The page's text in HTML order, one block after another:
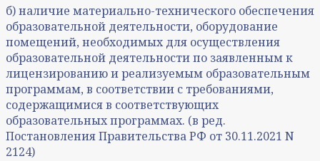
б) наличие материально-технического обеспечения
образовательной деятельности, оборудование
помещений, необходимых для осуществления
образовательной деятельности по заявленным к
лицензированию и реализуемым образовательным
программам, в соответствии с требованиями,
содержащимися в соответствующих
образовательных программах. (в ред.
Постановления Правительства РФ от 30.11.2021 N
2124)